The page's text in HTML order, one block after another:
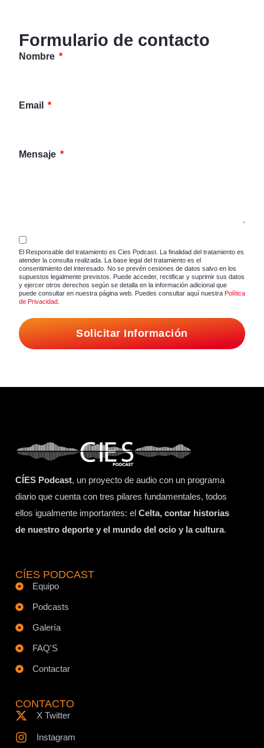
Formulario de contacto
Nombre
Email
Mensaje
El Responsable del tratamiento es Cies Podcast. La finalidad del tratamiento es
atender la consulta realizada. La base legal del tratamiento es el
consentimiento del interesado. No se prevén cesiones de datos salvo en los
supuestos legalmente previstos. Puede acceder, rectificar y suprimir sus datos
y ejercer otros derechos según se detalla en la información adicional que
puede consultar en nuestra página web. Puedes consultar aquí nuestra Política
de Privacidad
Solicitar Información
CÍES Podcast, un proyecto de audio con un programa
diario que cuenta con tres pilares fundamentales, todos
ellos igualmente importantes: el Celta, contar historias
de nuestro deporte y el mundo del ocio y la cultura.
CÍES PODCAST
Equipo
Podcasts
Galería
FAQ'S
Contactar
CONTACTO
X Twitter
Instagram